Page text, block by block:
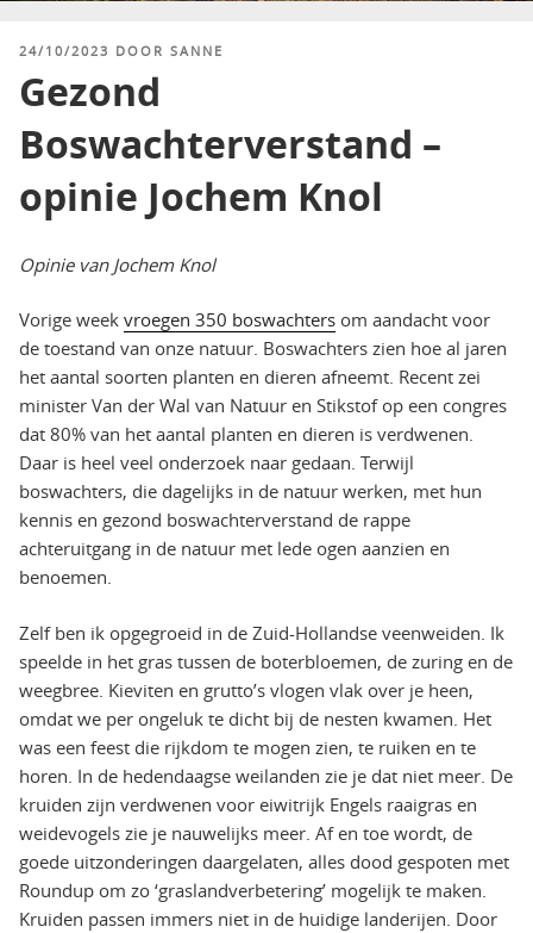
GEPLAATST
24/10/2023 DOOR SANNE
Gezond
Boswachterverstand –
opinie Jochem Knol
Opinie van Jochem Knol
Vorige week vroegen 350 boswachters om aandacht voor
de toestand van onze natuur. Boswachters zien hoe al jaren
het aantal soorten planten en dieren afneemt. Recent zei
minister Van der Wal van Natuur en Stikstof op een congres
dat 80% van het aantal planten en dieren is verdwenen.
Daar is heel veel onderzoek naar gedaan. Terwijl
boswachters, die dagelijks in de natuur werken, met hun
kennis en gezond boswachterverstand de rappe
achteruitgang in de natuur met lede ogen aanzien en
benoemen.
Zelf ben ik opgegroeid in de Zuid-Hollandse veenweiden. Ik
speelde in het gras tussen de boterbloemen, de zuring en de
weegbree. Kieviten en grutto’s vlogen vlak over je heen,
omdat we per ongeluk te dicht bij de nesten kwamen. Het
was een feest die rijkdom te mogen zien, te ruiken en te
horen. In de hedendaagse weilanden zie je dat niet meer. De
kruiden zijn verdwenen voor eiwitrijk Engels raaigras en
weidevogels zie je nauwelijks meer. Af en toe wordt, de
goede uitzonderingen daargelaten, alles dood gespoten met
Roundup om zo ‘graslandverbetering’ mogelijk te maken.
Kruiden passen immers niet in de huidige landerijen. Door